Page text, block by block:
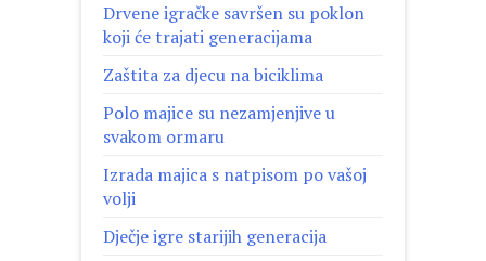
Drvene igračke savršen su poklon
koji će trajati generacijama
Zaštita za djecu na biciklima
Polo majice su nezamjenjive u
svakom ormaru
Izrada majica s natpisom po vašoj
volji
Dječje igre starijih generacija